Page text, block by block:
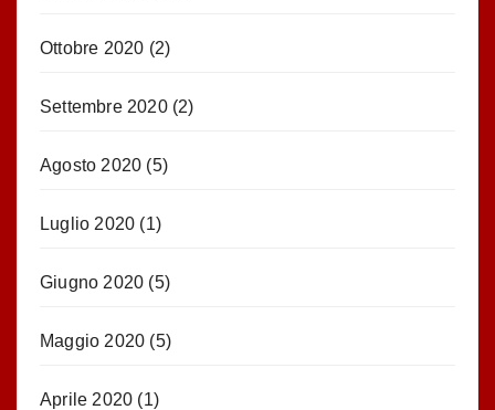
Ottobre 2020 (2)
Settembre 2020(2)
Agosto 2020 (5)
Luglio 2020 (1)
Giugno 2020 (5)
Maggio 2020 (5)
Aprile 2020 (1)